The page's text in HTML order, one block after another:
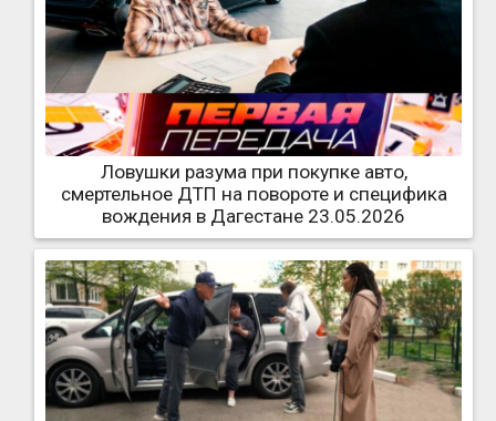
Ловушки разума при покупке авто,
смертельное ДТП на повороте и специфика
вождения в Дагестане 23.05.2026